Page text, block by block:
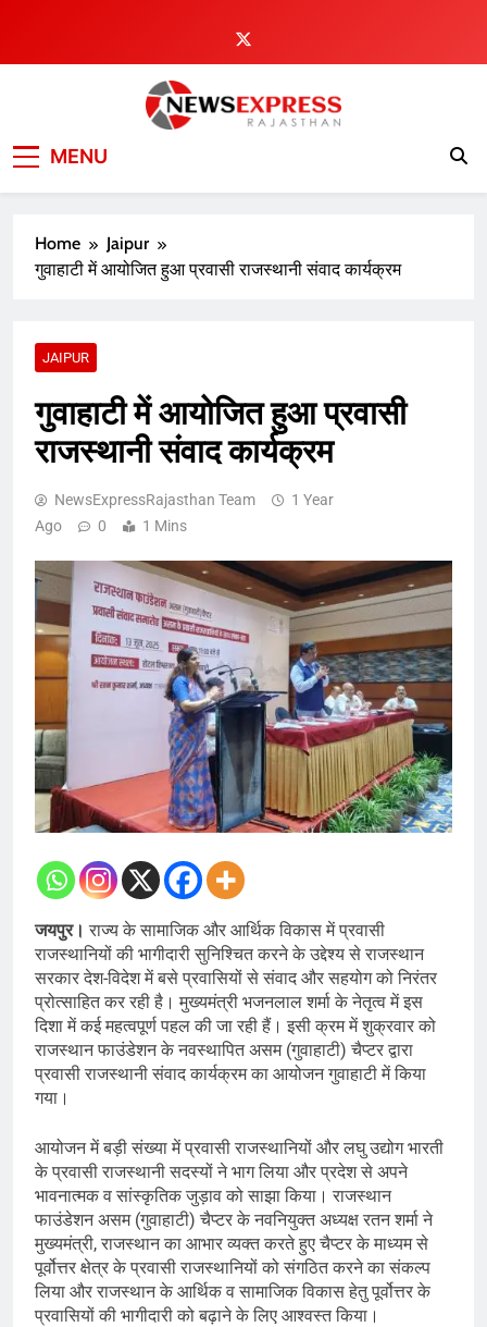
content
MENU
Home
Jaipur
गुवाहाटी में आयोजित हुआ प्रवासी राजस्थानी संवाद कार्यक्रम
JAIPUR
गुवाहाटी में आयोजित हुआ प्रवासी
राजस्थानी संवाद कार्यक्रम
NewsExpressRajasthan Team
1 Year
Ago
0 1 Mins
जयपुर। राज्य के सामाजिक और आर्थिक विकास में प्रवासी
राजस्थानियों की भागीदारी सुनिश्चित करने के उद्देश्य से राजस्थान
सरकार देश-विदेश में बसे प्रवासियों से संवाद और सहयोग को निरंतर
प्रोत्साहित कर रही है। मुख्यमंत्री भजनलाल शर्मा के नेतृत्व में इस
दिशा में कई महत्वपूर्ण पहल की जा रही हैं। इसी क्रम में शुक्रवार को
राजस्थान फाउंडेशन के नवस्थापित असम (गुवाहाटी) चैप्टर द्वारा
प्रवासी राजस्थानी संवाद कार्यक्रम का आयोजन गुवाहाटी में किया
गया।
आयोजन में बड़ी संख्या में प्रवासी राजस्थानियों और लघु उद्योग भारती
के प्रवासी राजस्थानी सदस्यों ने भाग लिया और प्रदेश से अपने
भावनात्मक व सांस्कृतिक जुड़ाव को साझा किया। राजस्थान
फाउंडेशन असम (गुवाहाटी) चैप्टर के नवनियुक्त अध्यक्ष रतन शर्मा ने
मुख्यमंत्री, राजस्थान का आभार व्यक्त करते हुए चैप्टर के माध्यम से
पूर्वोत्तर क्षेत्र के प्रवासी राजस्थानियों को संगठित करने का संकल्प
लिया और राजस्थान के आर्थिक व सामाजिक विकास हेतु पूर्वोत्तर के
प्रवासियों की भागीदारी को बढ़ाने के लिए आश्वस्त किया।